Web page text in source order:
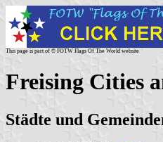
This page is part of © FOTW Flags Of The World website
Freising Cities
Städte und